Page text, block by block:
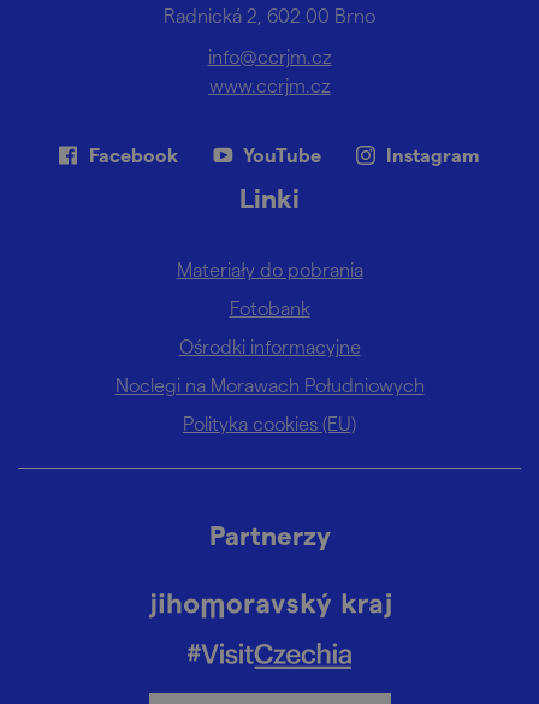
Radnická 2, 602 00 Brno
info@ccrjm.cz
www.ccrjm.cz
Facebook YouTube Instagram
Linki
Materiały do pobrania
Fotobank
Ośrodki informacyjne
Noclegi na Morawach Południowych
Polityka cookies (EU)
Partnerzy